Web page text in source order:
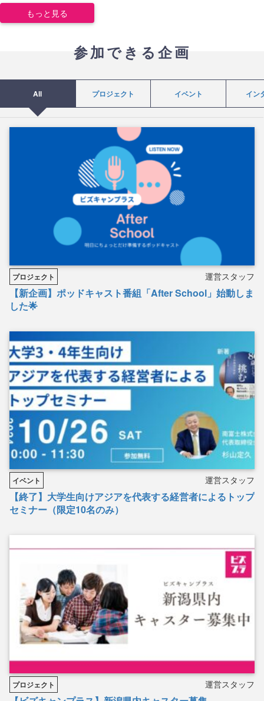
もっと見る
参加できる企画
All プロジェクト イベント イン
プロジェクト 運営スタッフ
【新企画】ポッドキャスト番組「After School」始動しま
した🌟
イベント 運営スタッフ
【終了】大学生向けアジアを代表する経営者によるトップ
セミナー（限定10名のみ）
プロジェクト 運営スタッフ